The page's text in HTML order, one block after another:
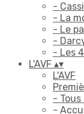
-
- La
- Le
-
- Les
L'AVF ▴▾
L'AVF
- Tous
-